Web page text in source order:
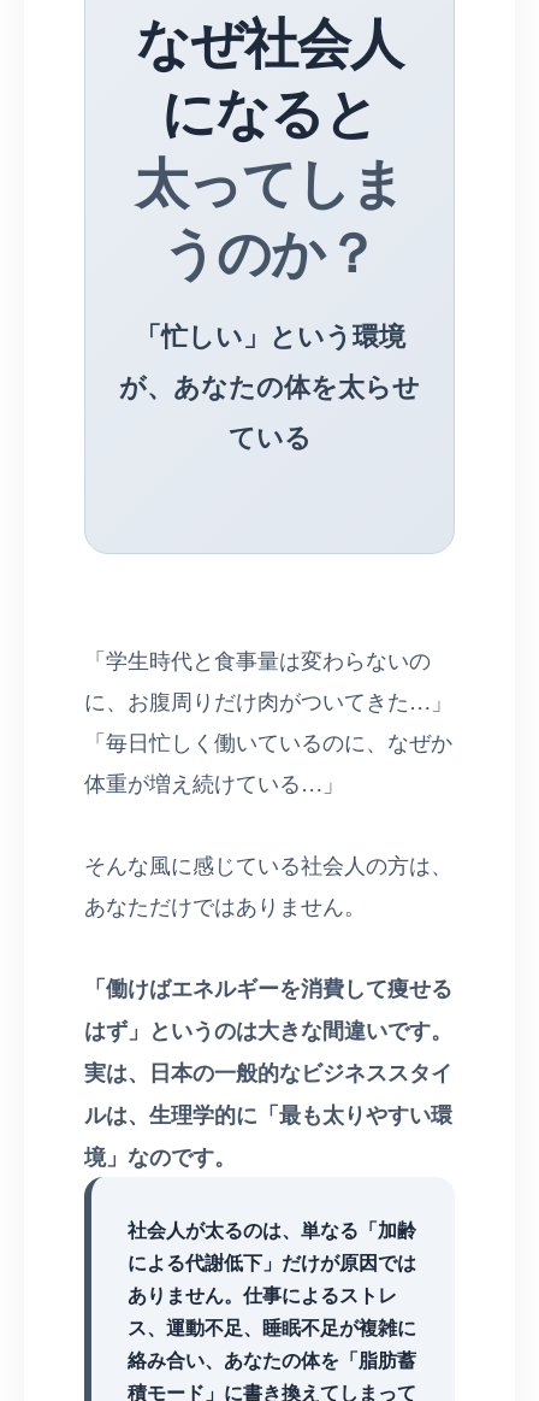
なぜ社会人
になると
太ってしま
うのか？
「忙しい」という環境
が、あなたの体を太らせ
ている
「学生時代と食事量は変わらないの
に、お腹周りだけ肉がついてきた…」
「毎日忙しく働いているのに、なぜか
体重が増え続けている…」
そんな風に感じている社会人の方は、
あなただけではありません。
「働けばエネルギーを消費して痩せる
はず」というのは大きな間違いです。
実は、日本の一般的なビジネススタイ
ルは、生理学的に「最も太りやすい環
境」なのです。
社会人が太るのは、単なる「加齢
による代謝低下」だけが原因では
ありません。仕事によるストレ
ス、運動不足、睡眠不足が複雑に
絡み合い、あなたの体を「脂肪蓄
積モード」に書き換えてしまって